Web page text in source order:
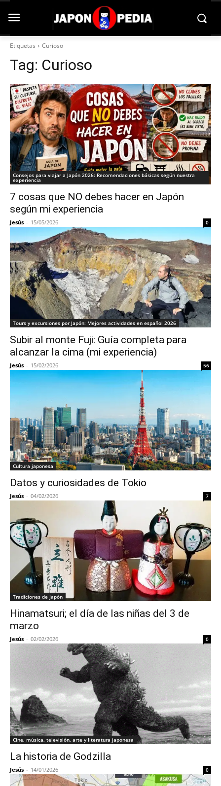
Etiquetas Curioso
Tag: Curioso
Consejos para viajar a Japón 2026: Recomendaciones básicas según nuestra
experiencia
7 cosas que NO debes hacer en Japón
según mi experiencia
Jesús - 15/05/2026 0
Tours y excursiones por Japón: Mejores actividades en español 2026
Subir al monte Fuji: Guía completa para
alcanzar la cima (mi experiencia)
Jesús - 15/02/2026 56
Cultura japonesa
Datos y curiosidades de Tokio
Jesús - 04/02/2026 7
Tradiciones de Japón
Hinamatsuri; el día de las niñas del 3 de
marzo
Jesús - 02/02/2026 0
Cine, música, televisión, arte y literatura japonesa
La historia de Godzilla
Jesús - 14/01/2026 0